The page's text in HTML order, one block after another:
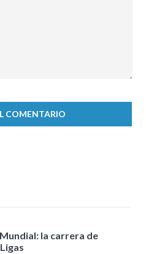
la carrera de